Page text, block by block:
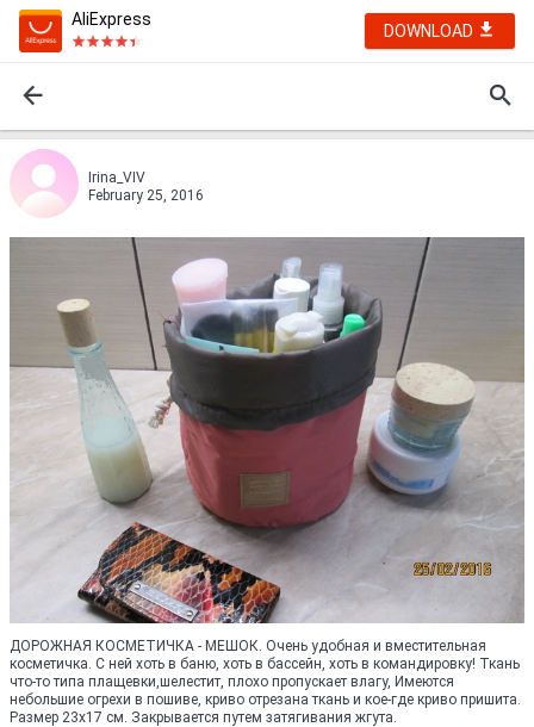
AliExpress
DOWNLOAD
Irina_VIV
February 25, 2016
ДОРОЖНАЯ КОСМЕТИЧКА - МЕШОК. Очень удобная и вместительная
косметичка. С ней хоть в баню, хоть в бассейн, хоть в командировку! Ткань
что-то типа плащевки,шелестит, плохо пропускает влагу, Имеются
небольшие огрехи в пошиве, криво отрезана ткань и кое-где криво пришита.
Размер 23х17 см. Закрывается путем затягивания жгута.